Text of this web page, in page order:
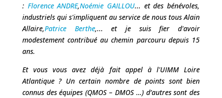
: Florence ANDRE,Noémie GAILLOU... et des bénévoles,
industriels qui s'impliquent au service de nous tous Alain
Allaire,Patrice Berthe,... et je suis fier d'avoir
modestement contribué au chemin parcouru depuis 15
ans.
Et vous vous avez déjà fait appel à l'UIMM Loire
Atlantique ? Un certain nombre de points sont bien
connus des équipes (QMOS – DMOS …) d’autres sont des